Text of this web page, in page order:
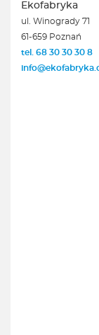
Ekofabryka
ul. Winogrady 71
61-659 Poznań
tel. 68 30 30 30 8